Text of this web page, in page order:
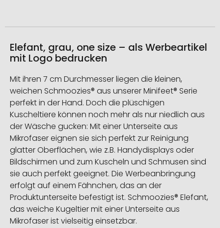
Elefant, grau, one size – als Werbeartikel
mit Logo bedrucken
Mit ihren 7 cm Durchmesser liegen die kleinen,
weichen Schmoozies® aus unserer Minifeet® Serie
perfekt in der Hand. Doch die plüschigen
Kuscheltiere können noch mehr als nur niedlich aus
der Wäsche gucken: Mit einer Unterseite aus
Mikrofaser eignen sie sich perfekt zur Reinigung
glatter Oberflächen, wie z.B. Handydisplays oder
Bildschirmen und zum Kuscheln und Schmusen sind
sie auch perfekt geeignet. Die Werbeanbringung
erfolgt auf einem Fähnchen, das an der
Produktunterseite befestigt ist. Schmoozies® Elefant,
das weiche Kugeltier mit einer Unterseite aus
Mikrofaser ist vielseitig einsetzbar.